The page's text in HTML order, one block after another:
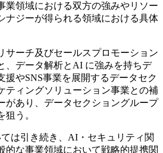
業領域における双方の強みやリソー
ナジーが得られる領域における具体
サーチ及びセールスプロモーション
、データ解析とAI に強みを持ちデ
援やSNS事業を展開するデータセク
ティングソリューション事業との補
があり、データセクショングループ
う。
は引き続き、AI・セキュリティ関
的な事業領域において戦略的提携関